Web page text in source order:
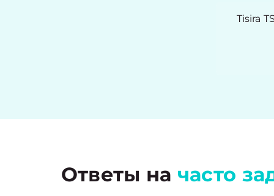
Tisira
Ответы на часто